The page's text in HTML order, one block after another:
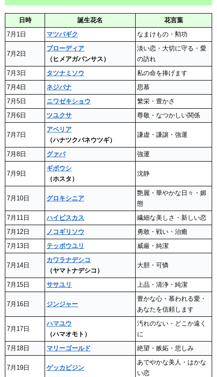
日時 誕生花名
花言葉
7月1日
マツバギク なまけもの・勲功
7月2日
ブローディア
（ヒメアガパンサス）
淡い恋・大切に守る・愛
の訪れ
7月3日
タツナミソウ
私の命を捧げます
7月4日
ネジバナ
思慕
7月5日
ニワゼキショウ
繁栄・豊かさ
7月6日
ツユクサ 尊敬・なつかしい関係
7月7日
アベリア
（ハナツクバネウツギ）
謙虚・謙譲・強運
7月8日 グァバ 強運
7月9日
ギボウシ
（ホスタ）
沈静
7月10日 グロキシニア
艶麗・華やかな日々・媚
態
7月11日
ハイビスカス
繊細な美しさ・新しい恋
7月12日
ノコギリソウ
勇敢・戦い・治癒
7月13日
テッポウユリ 威厳・純潔
7月14日
カワラナデシコ
（ヤマトナデシコ）
大胆・可憐
7月15日 ササユリ 上品・清浄・純潔
7月16日 ジンジャー
豊かな心・慕われる愛・
あなたを信頼します
7月17日
ハマユウ
（ハマオモト）
汚れのない・どこか遠く
に
7月18日
マリーゴールド 絶望・嫉妬・悲しみ
7月19日 ゲッカビジン
あでやかな美人・はかな
い恋